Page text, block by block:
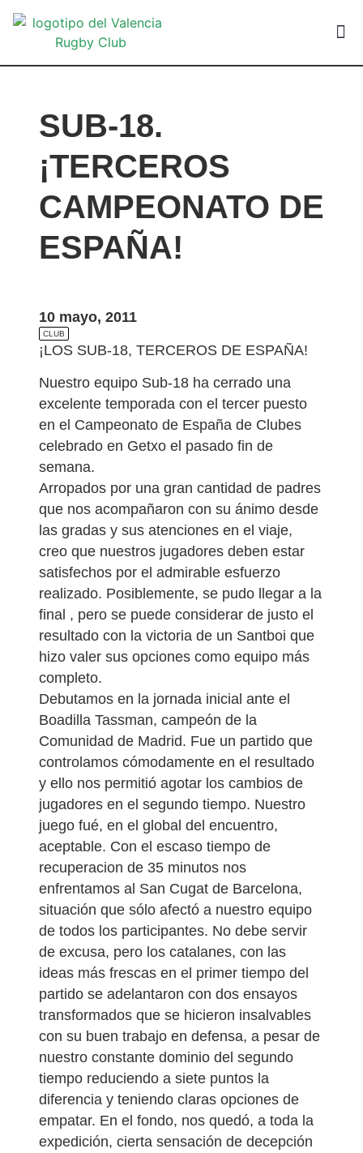
SUB-18.
¡TERCEROS
CAMPEONATO DE
ESPAÑA!
10 mayo, 2011
CLUB
¡LOS SUB-18, TERCEROS DE ESPAÑA!
Nuestro equipo Sub-18 ha cerrado una
excelente temporada con el tercer puesto
en el Campeonato de España de Clubes
celebrado en Getxo el pasado fin de
semana.
Arropados por una gran cantidad de padres
que nos acompañaron con su ánimo desde
las gradas y sus atenciones en el viaje,
creo que nuestros jugadores deben estar
satisfechos por el admirable esfuerzo
realizado. Posiblemente, se pudo llegar a la
final , pero se puede considerar de justo el
resultado con la victoria de un Santboi que
hizo valer sus opciones como equipo más
completo.
Debutamos en la jornada inicial ante el
Boadilla Tassman, campeón de la
Comunidad de Madrid. Fue un partido que
controlamos cómodamente en el resultado
y ello nos permitió agotar los cambios de
jugadores en el segundo tiempo. Nuestro
juego fué, en el global del encuentro,
aceptable. Con el escaso tiempo de
recuperacion de 35 minutos nos
enfrentamos al San Cugat de Barcelona,
situación que sólo afectó a nuestro equipo
de todos los participantes. No debe servir
de excusa, pero los catalanes, con las
ideas más frescas en el primer tiempo del
partido se adelantaron con dos ensayos
transformados que se hicieron insalvables
con su buen trabajo en defensa, a pesar de
nuestro constante dominio del segundo
tiempo reduciendo a siete puntos la
diferencia y teniendo claras opciones de
empatar. En el fondo, nos quedó, a toda la
expedición, cierta sensación de decepción